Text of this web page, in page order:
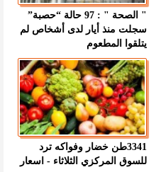
" الصحة " : 97 حالة “حصبة”
سجلت منذ أيار لدى أشخاص لم
يتلقوا المطعوم
3341طن خضار وفواكه ترد
للسوق المركزي الثلاثاء - اسعار